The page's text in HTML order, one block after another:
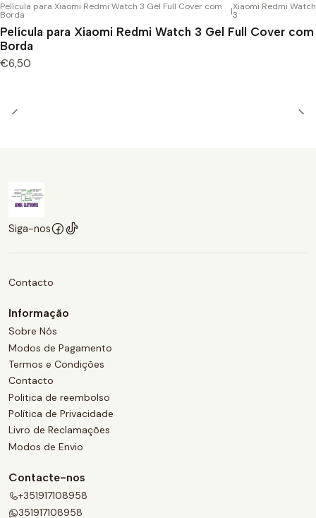
Película para Xiaomi Redmi Watch 3 Gel Full Cover com
Borda |Xiaomi Redmi Watch
3
Película para Xiaomi Redmi Watch 3 Gel Full Cover com
Borda
€6,50
Siga-nos
Contacto
Informação
Sobre Nós
Modos de Pagamento
Termos e Condições
Contacto
Politica de reembolso
Política de Privacidade
Livro de Reclamações
Modos de Envio
Contacte-nos
+351917108958
351917108958